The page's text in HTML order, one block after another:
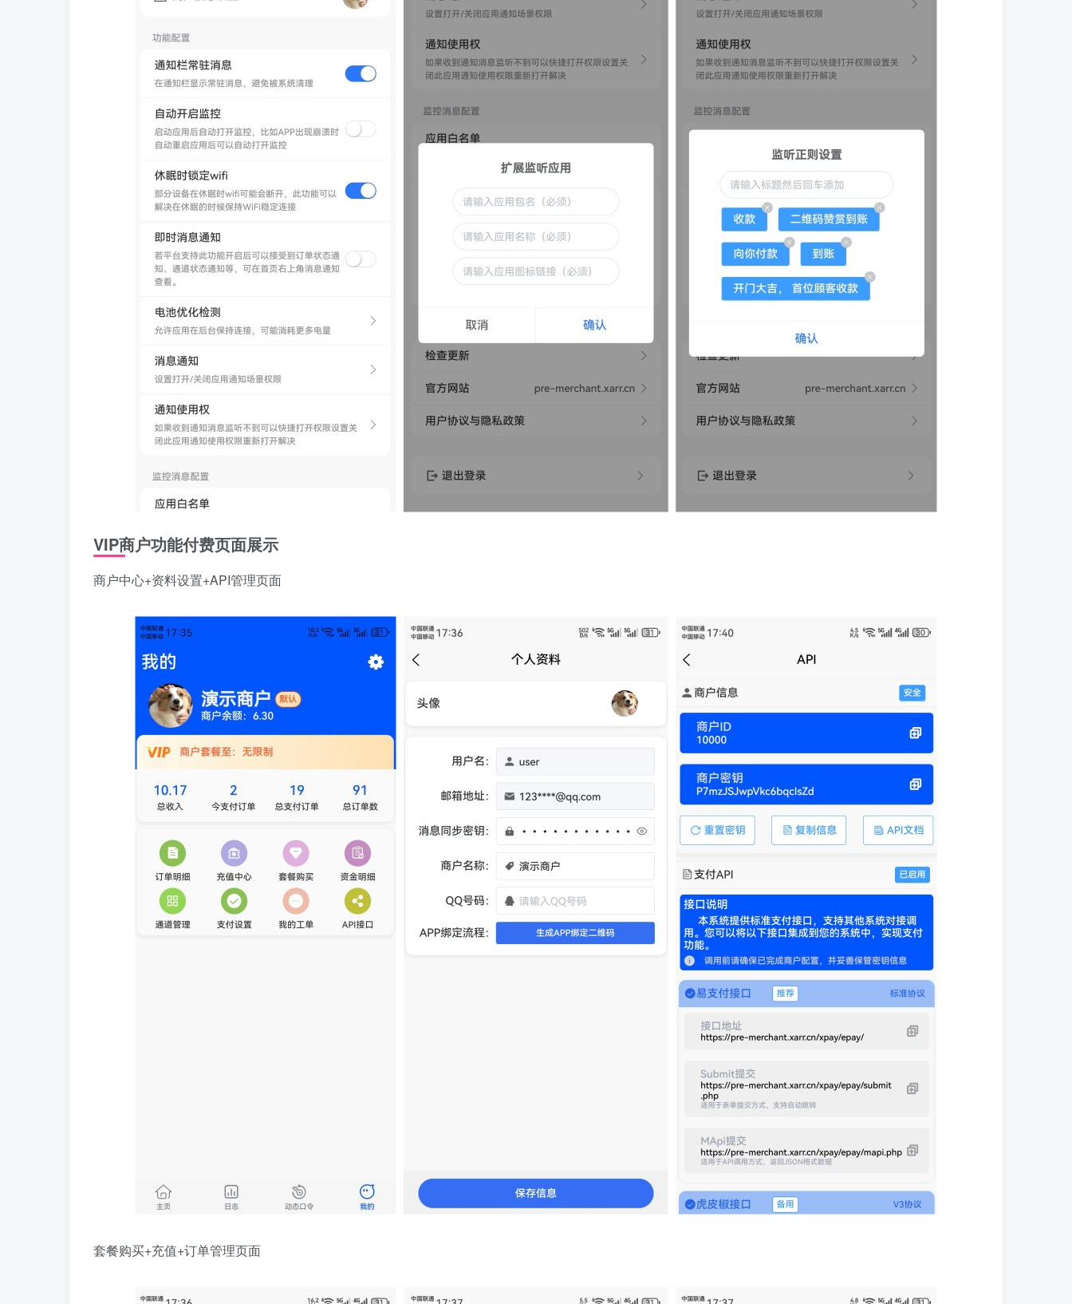
VIP商户功能付费页面展示
商户中心+资料设置+API管理页面
套餐购买+充值+订单管理页面